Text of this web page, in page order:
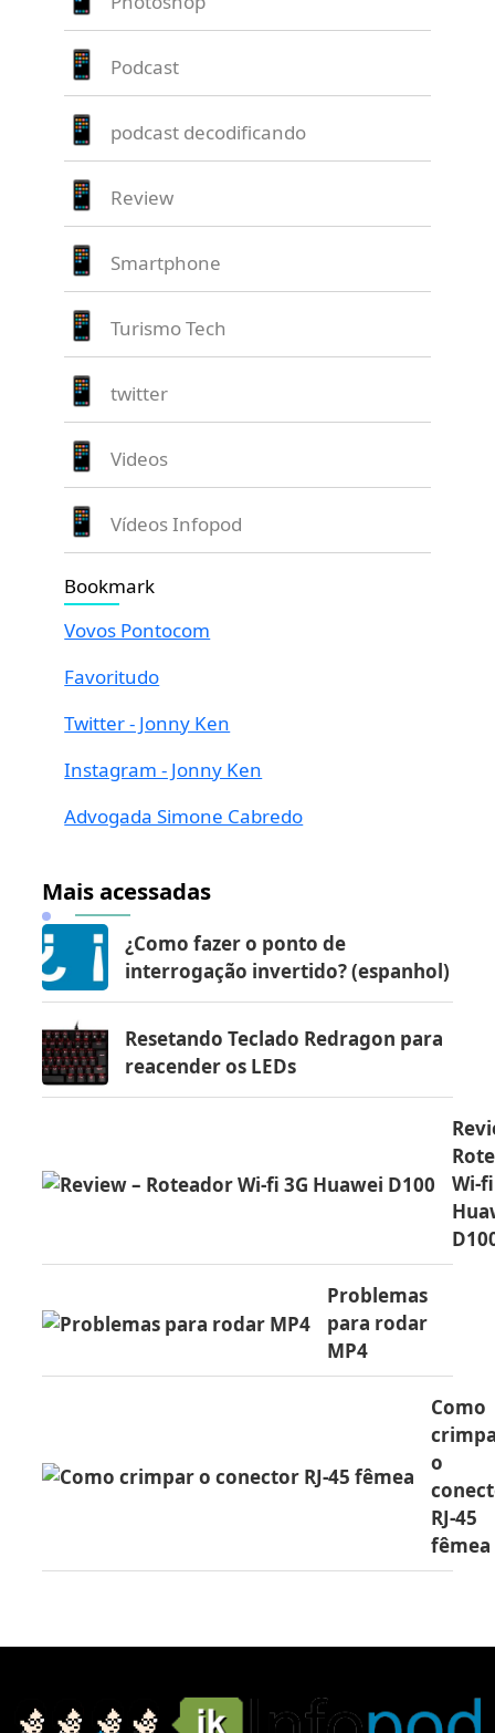
Podcast
podcast decodificando
Review
Smartphone
Turismo Tech
twitter
Videos
Vídeos Infopod
Bookmark
Vovos Pontocom
Favoritudo
Twitter - Jonny Ken
Instagram - Jonny Ken
Advogada Simone Cabredo
Mais acessadas
¿Como fazer o ponto de
interrogação invertido? (espanhol)
Resetando Teclado Redragon para
reacender os LEDs
Wi-
Problemas
para rodar
MP4
Como
o
RJ-45
fêmea